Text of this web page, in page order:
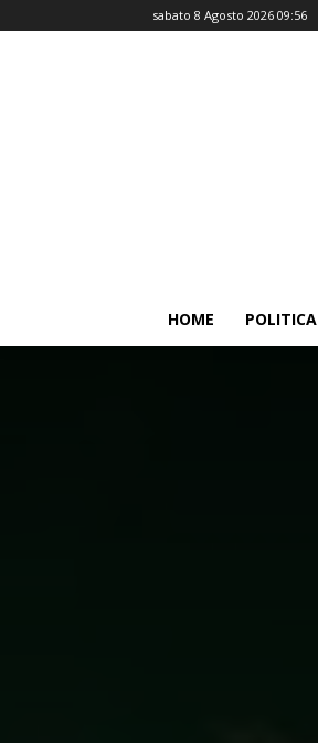
sabato 8 Agosto 2026 09:56
HOME POLITICA